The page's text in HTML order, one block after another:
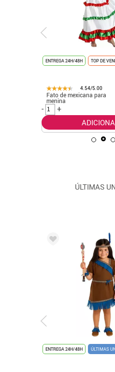
ENTREGA 24H/48H TOP DE
4.54/5.00
Fato de mexicana para
menina
-
+
ÚLTIMAS
ENTREGA 24H/48H ÚLTIMAS